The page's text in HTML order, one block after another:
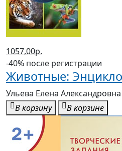
1057,00р.
-40% после регистрации
Животные:
Ульева Елена Александровна
В корзину
В корзине